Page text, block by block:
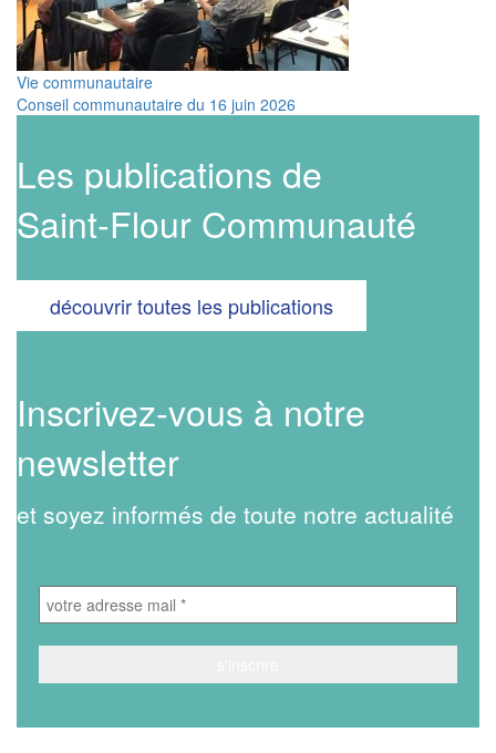
Vie communautaire
Conseil communautaire du 16 juin 2026
Les publications de
Saint-Flour Communauté
découvrir toutes les publications
Inscrivez-vous à notre
newsletter
et soyez informés de toute notre actualité